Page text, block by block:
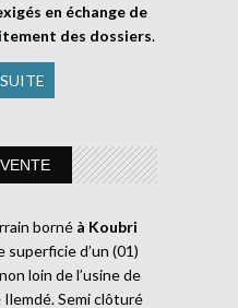
en échange de
des dossiers.
borné à Koubri
superficie d’un (01)
loin de l’usine de
Ilemdé. Semi clôturé